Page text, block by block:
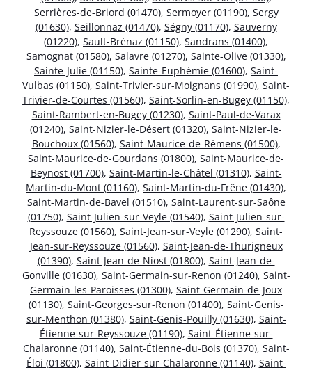
Serrières-de-Briord (01470), Sermoyer (01190), Sergy
(01630), Seillonnaz (01470), Ségny (01170), Sauverny
(01220), Sault-Brénaz (01150), Sandrans (01400),
Samognat (01580), Salavre (01270), Sainte-Olive (01330),
Sainte-Julie (01150), Sainte-Euphémie (01600), Saint-
Vulbas (01150), Saint-Trivier-sur-Moignans (01990), Saint-
Trivier-de-Courtes (01560), Saint-Sorlin-en-Bugey (01150),
Saint-Rambert-en-Bugey (01230), Saint-Paul-de-Varax
(01240), Saint-Nizier-le-Désert (01320), Saint-Nizier-le-
Bouchoux (01560), Saint-Maurice-de-Rémens (01500),
Saint-Maurice-de-Gourdans (01800), Saint-Maurice-de-
Beynost (01700), Saint-Martin-le-Châtel (01310), Saint-
Martin-du-Mont (01160), Saint-Martin-du-Frêne (01430),
Saint-Martin-de-Bavel (01510), Saint-Laurent-sur-Saône
(01750), Saint-Julien-sur-Veyle (01540), Saint-Julien-sur-
Reyssouze (01560), Saint-Jean-sur-Veyle (01290), Saint-
Jean-sur-Reyssouze (01560), Saint-Jean-de-Thurigneux
(01390), Saint-Jean-de-Niost (01800), Saint-Jean-de-
Gonville (01630), Saint-Germain-sur-Renon (01240), Saint-
Germain-les-Paroisses (01300), Saint-Germain-de-Joux
(01130), Saint-Georges-sur-Renon (01400), Saint-Genis-
sur-Menthon (01380), Saint-Genis-Pouilly (01630), Saint-
Étienne-sur-Reyssouze (01190), Saint-Étienne-sur-
Chalaronne (01140), Saint-Étienne-du-Bois (01370), Saint-
Éloi (01800), Saint-Didier-sur-Chalaronne (01140), Saint-